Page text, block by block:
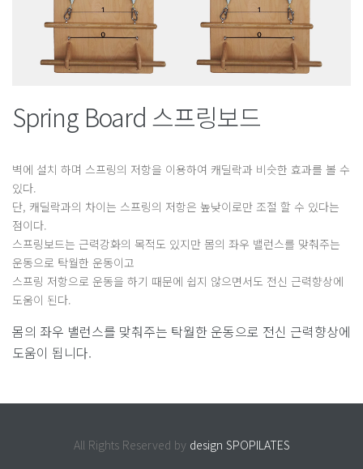
Spring Board 스프링보드
벽에 설치 하며 스프링의 저항을 이용하여 캐딜락과 비슷한 효과를 볼 수
있다.
단, 캐딜락과의 차이는 스프링의 저항은 높낮이로만 조절 할 수 있다는
점이다.
스프링보드는 근력강화의 목적도 있지만 몸의 좌우 밸런스를 맞춰주는
운동으로 탁월한 운동이고
스프링 저항으로 운동을 하기 때문에 쉽지 않으면서도 전신 근력향상에
도움이 된다.
몸의 좌우 밸런스를 맞춰주는 탁월한 운동으로 전신 근력향상에
도움이 됩니다.
All Rights Reserved by design SPOPILATES